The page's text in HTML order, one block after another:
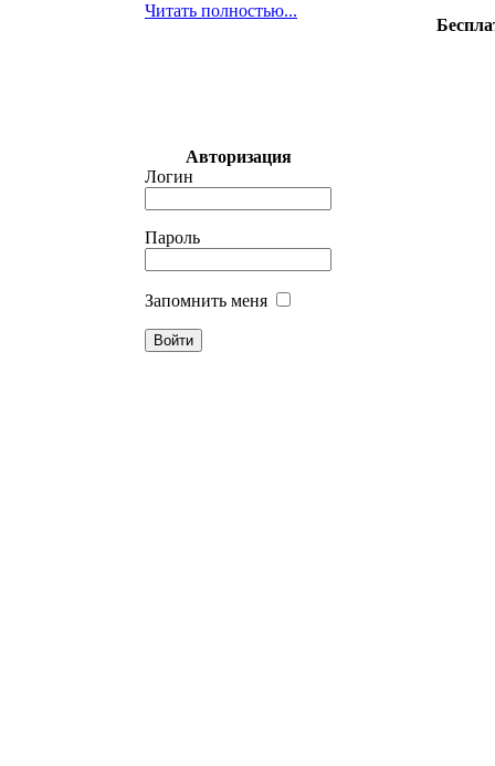
Читать полностью...
Авторизация
Логин
Пароль
Запомнить меня